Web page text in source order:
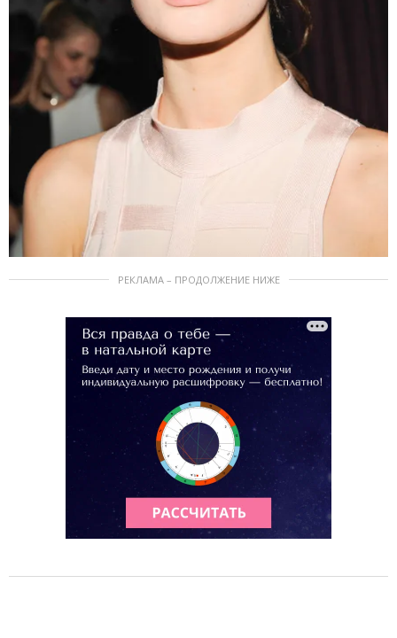
РЕКЛАМА – ПРОДОЛЖЕНИЕ НИЖЕ